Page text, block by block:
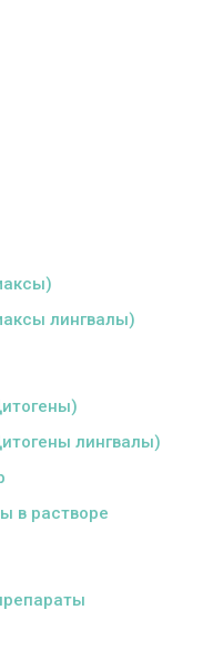
лингвалы)
лингвалы)
в растворе